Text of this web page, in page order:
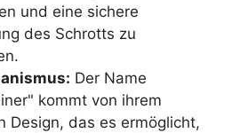
und eine sichere
des Schrotts zu
Der Name
kommt von ihrem
Design, das es ermöglicht,